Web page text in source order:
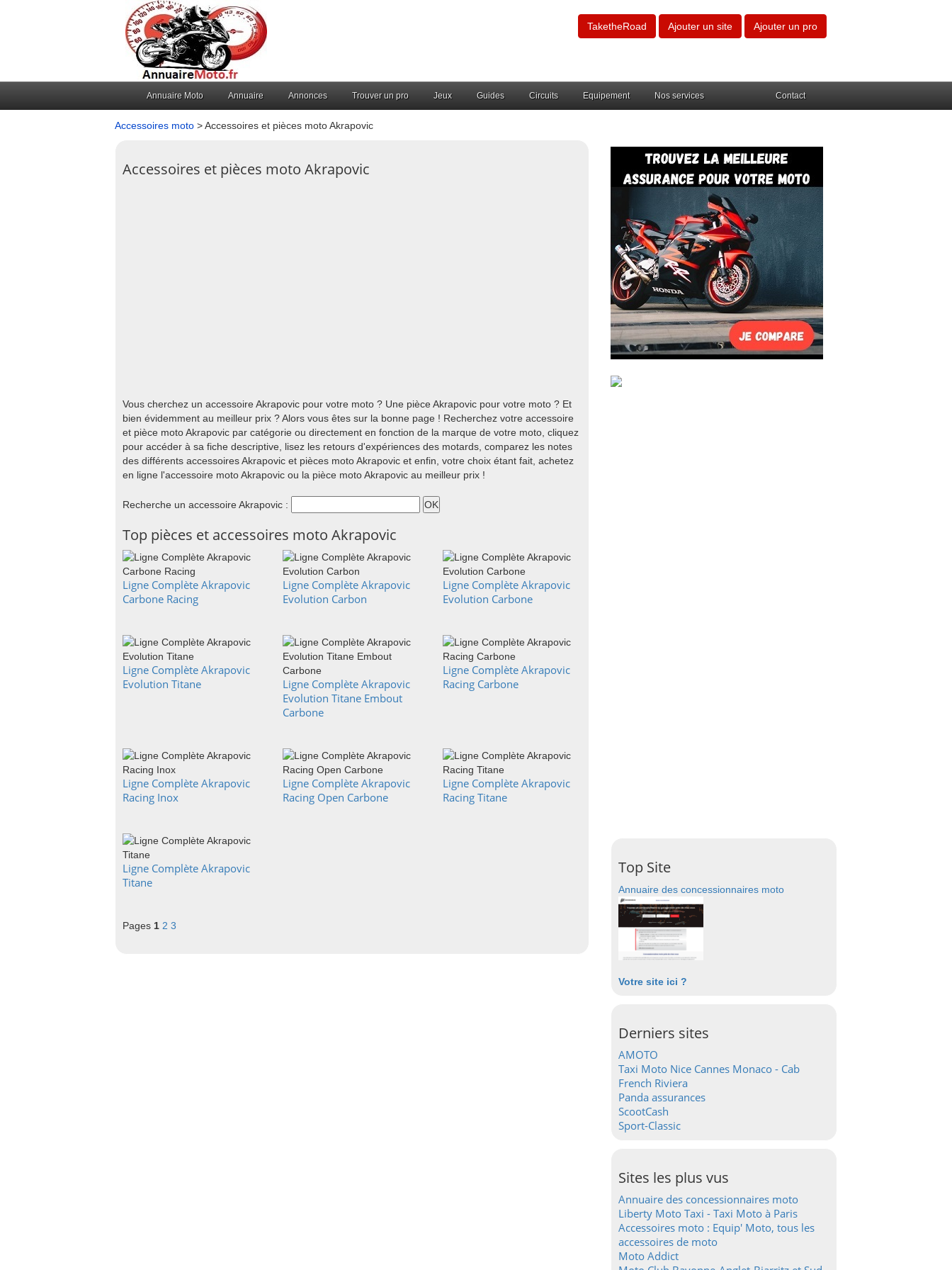
TaketheRoad Ajouter un site Ajouter un pro
Annuaire Moto Annuaire Annonces Trouver un pro Jeux Guides Circuits Equipement Nos services Contact
Accessoires moto > Accessoires et pièces moto Akrapovic
Accessoires et pièces moto Akrapovic
Vous cherchez un accessoire Akrapovic pour votre moto ? Une pièce Akrapovic pour votre moto ? Et
bien évidemment au meilleur prix ? Alors vous êtes sur la bonne page ! Recherchez votre accessoire
et pièce moto Akrapovic par catégorie ou directement en fonction de la marque de votre moto, cliquez
pour accéder à sa fiche descriptive, lisez les retours d'expériences des motards, comparez les notes
des différents accessoires Akrapovic et pièces moto Akrapovic et enfin, votre choix étant fait, achetez
en ligne l'accessoire moto Akrapovic ou la pièce moto Akrapovic au meilleur prix !
Recherche un accessoire Akrapovic :
Top pièces et accessoires moto Akrapovic
Ligne Complète Akrapovic
Carbone Racing
Ligne Complète Akrapovic
Evolution Carbon
Ligne Complète Akrapovic
Evolution Carbone
Ligne Complète Akrapovic
Evolution Titane
Ligne Complète Akrapovic
Evolution Titane Embout
Carbone
Ligne Complète Akrapovic
Racing Carbone
Ligne Complète Akrapovic
Racing Inox
Ligne Complète Akrapovic
Racing Open Carbone
Ligne Complète Akrapovic
Racing Titane
Ligne Complète Akrapovic
Titane
Pages 1 2 3
Top Site
Annuaire des concessionnaires moto
Votre site ici ?
Derniers sites
AMOTO
Taxi Moto Nice Cannes Monaco - Cab
French Riviera
Panda assurances
ScootCash
Sport-Classic
Sites les plus vus
Annuaire des concessionnaires moto
Liberty Moto Taxi - Taxi Moto à Paris
Accessoires moto : Equip' Moto, tous les
accessoires de moto
Moto Addict